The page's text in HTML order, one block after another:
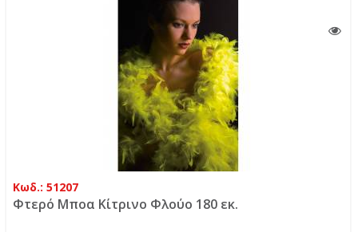
Κωδ.: 51207
Φτερό Μποα Κίτρινο Φλούο 180 εκ.